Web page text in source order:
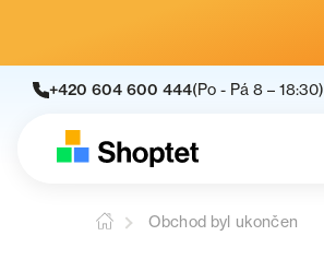
+420 604 600 444(Po - Pá 8 – 18:30)
Obchod byl ukončen